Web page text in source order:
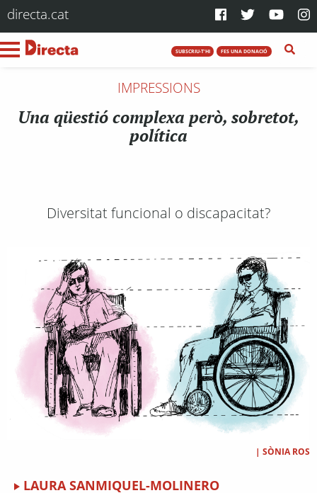
directa.cat
SUBSCRIU-T'HI FES UNA DONACIÓ
IMPRESSIONS
Una qüestió complexa però, sobretot,
política
Diversitat funcional o discapacitat?
| SÒNIA ROS
LAURA SANMIQUEL-MOLINERO